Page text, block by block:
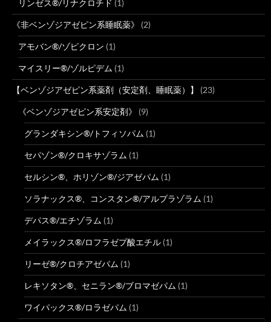
リンゼス®/リナクロチド (1)
《非ベンゾジアゼピン系睡眠薬》 (2)
アモバン®/ゾピクロン (1)
マイスリー®/ゾルピデム (1)
【ベンゾジアゼピン系薬剤（安定剤、睡眠薬）】 (23)
《ベンゾジアゼピン系安定剤》 (9)
グランダキシン®/トフィソパム (1)
セパゾン®/クロキサゾラム (1)
セルシン®、ホリゾン®/ジアゼパム (1)
ソラナックス®、コンスタン®/アルプラゾラム (1)
デパス®/エチゾラム (1)
メイラックス®/ロフラゼプ酸エチル (1)
リーゼ®/クロチアゼパム (1)
レキソタン®、セニラン®/ブロマゼパム (1)
ワイパックス®/ロラゼパム (1)